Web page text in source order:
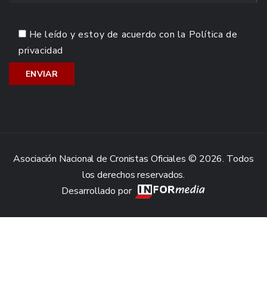
He leído y estoy de acuerdo con la Política de
privacidad
Asociación Nacional de Cronistas Oficiales © 2026. Todos
los derechos reservados.
Desarrollado por